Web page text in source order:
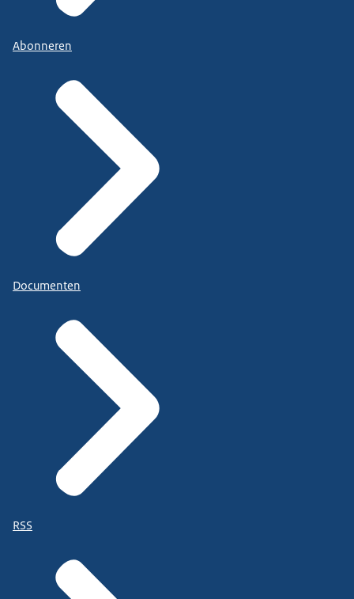
Abonneren
Documenten
RSS